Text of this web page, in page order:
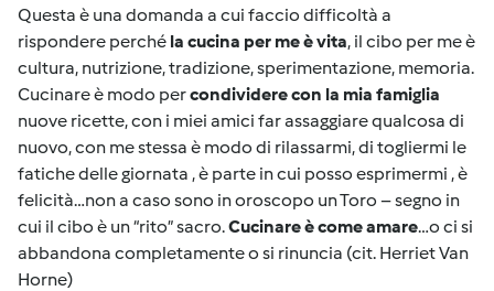
Questa è una domanda a cui faccio difficoltà a
rispondere perché la cucina per me è vita, il cibo per me è
cultura, nutrizione, tradizione, sperimentazione, memoria.
Cucinare è modo percondividere con la mia famiglia
nuove ricette, con i miei amici far assaggiare qualcosa di
nuovo, con me stessa è modo di rilassarmi, di togliermi le
fatiche delle giornata , è parte in cui posso esprimermi , è
felicità…non a caso sono in oroscopo un Toro – segno in
cui il cibo è un “rito” sacro.Cucinare è come amare…o ci si
abbandona completamente o si rinuncia (cit. Herriet Van
Horne)